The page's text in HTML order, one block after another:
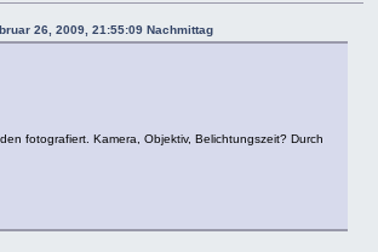
26, 2009, 21:55:09 Nachmittag
fotografiert. Kamera, Objektiv, Belichtungszeit? Durch